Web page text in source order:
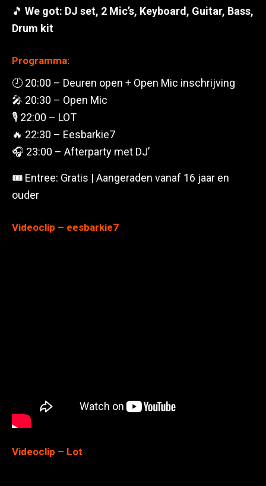
🎵 We got: DJ set, 2 Mic’s, Keyboard, Guitar, Bass,
Drum kit
Programma:
🕗 20:00 – Deuren open + Open Mic inschrijving
🎤 20:30 – Open Mic
🎙️ 22:00 – LOT
🔥 22:30 – Eesbarkie7
🎧 23:00 – Afterparty met DJ’
🎟️ Entree: Gratis | Aangeraden vanaf 16 jaar en
ouder
Videoclip – eesbarkie7
Videoclip – Lot